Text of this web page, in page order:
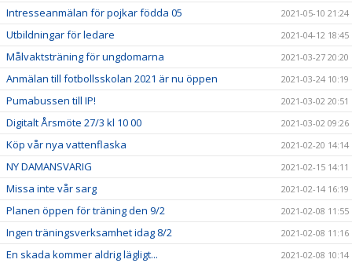
Intresseanmälan för pojkar födda 05 2021-05-10 21:24
Utbildningar för ledare 2021-04-12 18:45
Målvaktsträning för ungdomarna 2021-03-27 20:20
Anmälan till fotbollsskolan 2021 är nu öppen 2021-03-24 10:19
Pumabussen till IP! 2021-03-02 20:51
Digitalt Årsmöte 27/3 kl 10 00 2021-03-02 09:26
Köp vår nya vattenflaska 2021-02-20 14:14
NY DAMANSVARIG 2021-02-15 14:11
Missa inte vår sarg 2021-02-14 16:19
Planen öppen för träning den 9/2 2021-02-08 11:55
Ingen träningsverksamhet idag 8/2 2021-02-08 11:16
En skada kommer aldrig lägligt... 2021-02-08 10:14